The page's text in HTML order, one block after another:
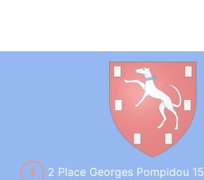
2 Place Georges Pompidou